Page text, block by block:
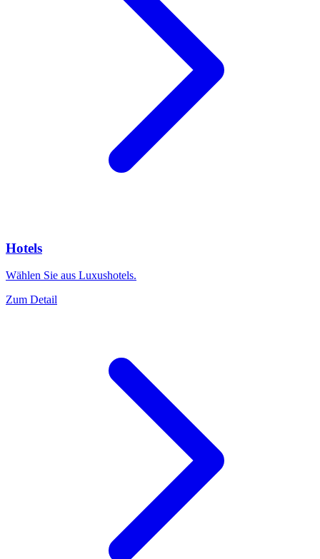
Hotels
Wählen Sie aus Luxushotels.
Zum Detail